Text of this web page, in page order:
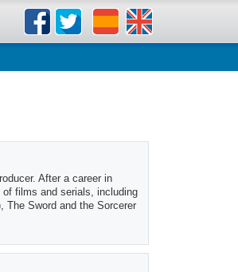
After a career in
films and serials, including
The Sword and the Sorcerer